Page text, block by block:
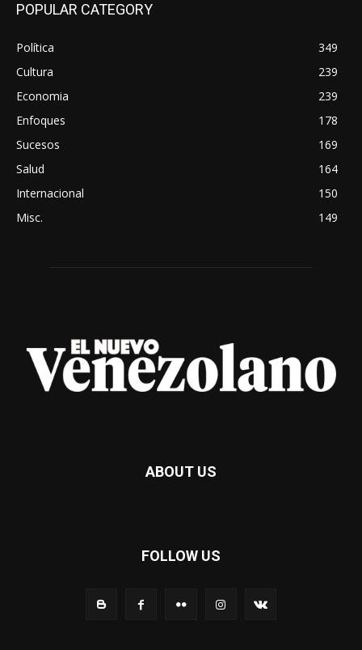
POPULAR CATEGORY
Política
349
Cultura
239
Economia
239
Enfoques
178
Sucesos
169
Salud
164
Internacional
150
Misc.
149
ABOUT US
FOLLOW US